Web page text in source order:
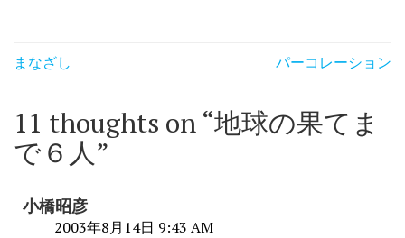
投
ナ
ビ
ゲ
ー
まなざし パーコレーション
11 thoughts on “地球の果てま
で６人”
小橋昭彦
2003年8月14日 9:43 AM